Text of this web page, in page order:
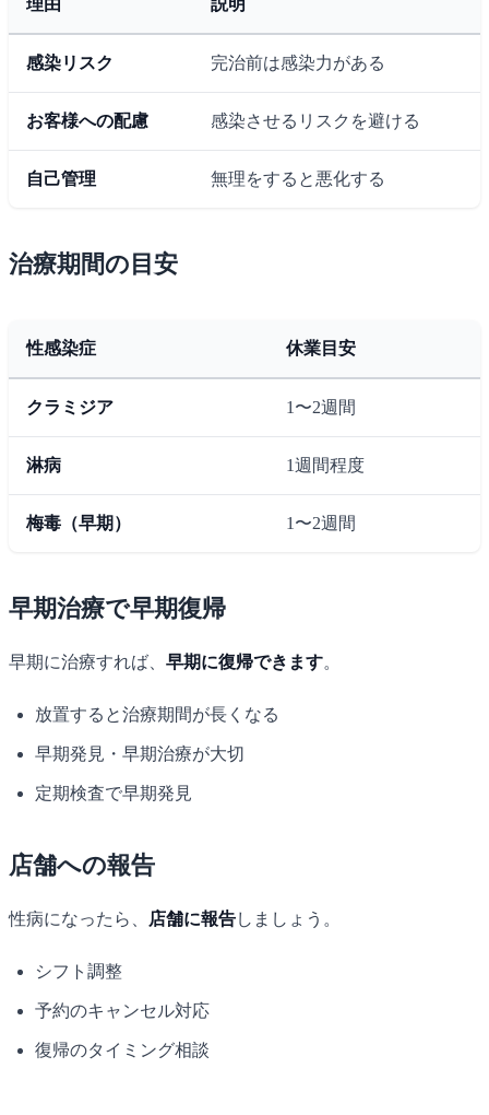
感染リスク 完治前は感染力がある
お客様への配慮 感染させるリスクを避ける
自己管理 無理をすると悪化する
治療期間の目安
性感染症 休業目安
クラミジア 1〜2週間
淋病 1週間程度
梅毒（早期） 1〜2週間
早期治療で早期復帰
早期に治療すれば、 早期に復帰できます。
放置すると治療期間が長くなる
早期発見・早期治療が大切
定期検査で早期発見
店舗への報告
性病になったら、 店舗に報告しましょう。
シフト調整
予約のキャンセル対応
復帰のタイミング相談